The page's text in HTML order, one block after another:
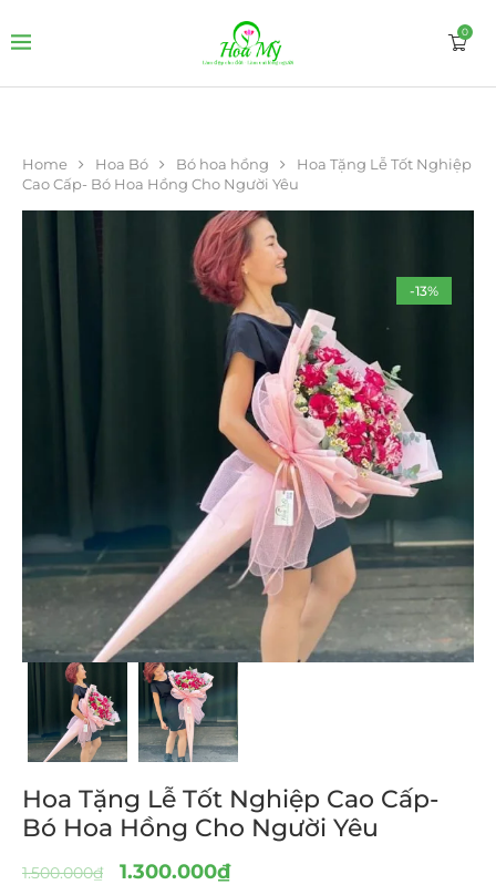
0
Home Hoa Bó Bó hoa hồng
Hoa Tặng Lễ Tốt Nghiệp
Cao Cấp- Bó Hoa Hồng Cho Người Yêu
-13%
Hoa Tặng Lễ Tốt Nghiệp Cao Cấp-
Bó Hoa Hồng Cho Người Yêu
1.500.000₫ 1.300.000₫